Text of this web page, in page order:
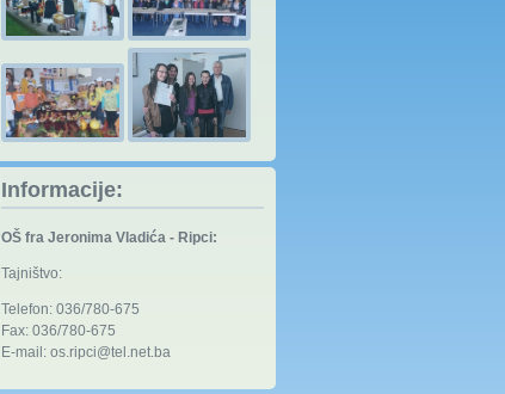
Informacije:
OŠ fra Jeronima Vladića - Ripci:
Tajništvo:
Telefon: 036/780-675
Fax: 036/780-675
E-mail: os.ripci@tel.net.ba